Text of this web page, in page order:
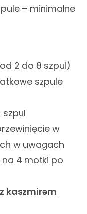
– minimalne
2 do 8 szpul)
szpule
szpul
w
w uwagach
na 4 motki po
kaszmirem